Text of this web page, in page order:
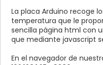
serif' size='3'>Los
<br>
Humedad:$humedad<br>
Temperatura:
echo"<h2
La placa Arduino recoge
temperatura que le
sencilla página html con
que mediante javascript
En el navegador de